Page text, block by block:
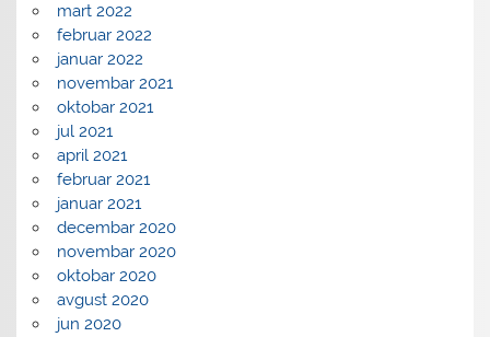
mart 2022
februar 2022
januar 2022
novembar 2021
oktobar 2021
jul 2021
april 2021
februar 2021
januar 2021
decembar 2020
novembar 2020
oktobar 2020
avgust 2020
jun 2020